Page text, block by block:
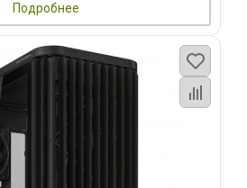
Подробнее